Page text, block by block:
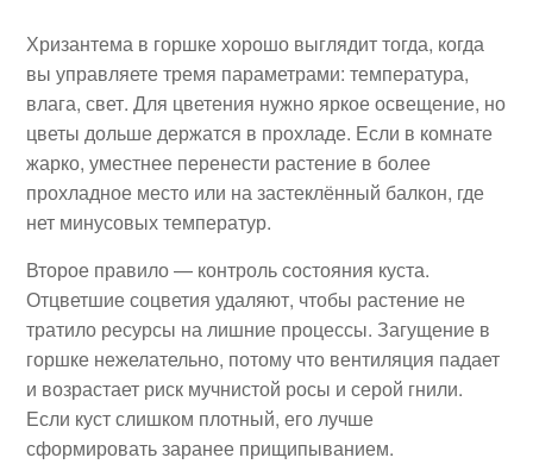
Хризантема в горшке хорошо выглядит тогда, когда
вы управляете тремя параметрами: температура,
влага, свет. Для цветения нужно яркое освещение, но
цветы дольше держатся в прохладе. Если в комнате
жарко, уместнее перенести растение в более
прохладное место или на застеклённый балкон, где
нет минусовых температур.
Второе правило — контроль состояния куста.
Отцветшие соцветия удаляют, чтобы растение не
тратило ресурсы на лишние процессы. Загущение в
горшке нежелательно, потому что вентиляция падает
и возрастает риск мучнистой росы и серой гнили.
Если куст слишком плотный, его лучше
сформировать заранее прищипыванием.